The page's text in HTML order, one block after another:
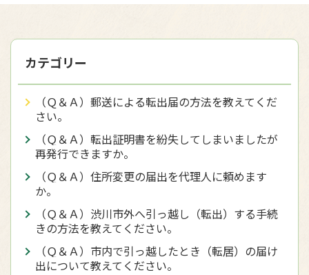
カテゴリー
（Ｑ＆Ａ）郵送による転出届の方法を教えてくだ
さい。
（Ｑ＆Ａ）転出証明書を紛失してしまいましたが
再発行できますか。
（Ｑ＆Ａ）住所変更の届出を代理人に頼めます
か。
（Ｑ＆Ａ）渋川市外へ引っ越し（転出）する手続
きの方法を教えてください。
（Ｑ＆Ａ）市内で引っ越したとき（転居）の届け
出について教えてください。